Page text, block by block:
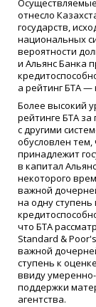
отнесло
государств,
национальных
вероятности
и Альянс Банка
а рейтинг БТА —
Более высокий
рейтинге БТА
с другими
обусловлен
принадлежит
в капитал
некоторого
важной
на одну
что БТА
Standard &
важной
ступень к
ввиду
поддержки
агентства.